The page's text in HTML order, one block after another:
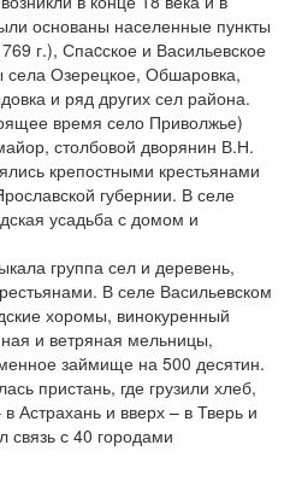
основаны населенные пункты
г.), Спаcское и Васильевское
села Озерецкое, Обшаровка,
и ряд других сел района.
время село Приволжье)
столбовой дворянин В.Н.
крепостными крестьянами
губернии. В селе
усадьба с домом и
группа сел и деревень,
В селе Васильевском
хоромы, винокуренный
и ветряная мельницы,
займище на 500 десятин.
пристань, где грузили хлеб,
Астрахань и вверх – в Тверь и
с 40 городами